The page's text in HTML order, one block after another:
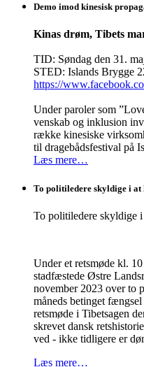
Demo imod kinesisk
Kinas drøm, Tibets
TID: Søndag den 31.
STED: Islands Brygge
https://
Under paroler som
venskab og inklusion
række kinesiske
til dragebådsfestival på
Læs mere…
To politiledere skyldige i
To politiledere skyldige
Under et retsmøde kl.
stadfæstede Østre
november 2023 over to
måneds betinget
retsmøde i Tibetsagen
skrevet dansk
ved - ikke tidligere er
Læs mere…